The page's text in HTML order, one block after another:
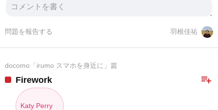
羽根佳祐
問題を報告する
docomo「irumo スマホを身近に」篇
playlist_add
Firework
Katy Perry